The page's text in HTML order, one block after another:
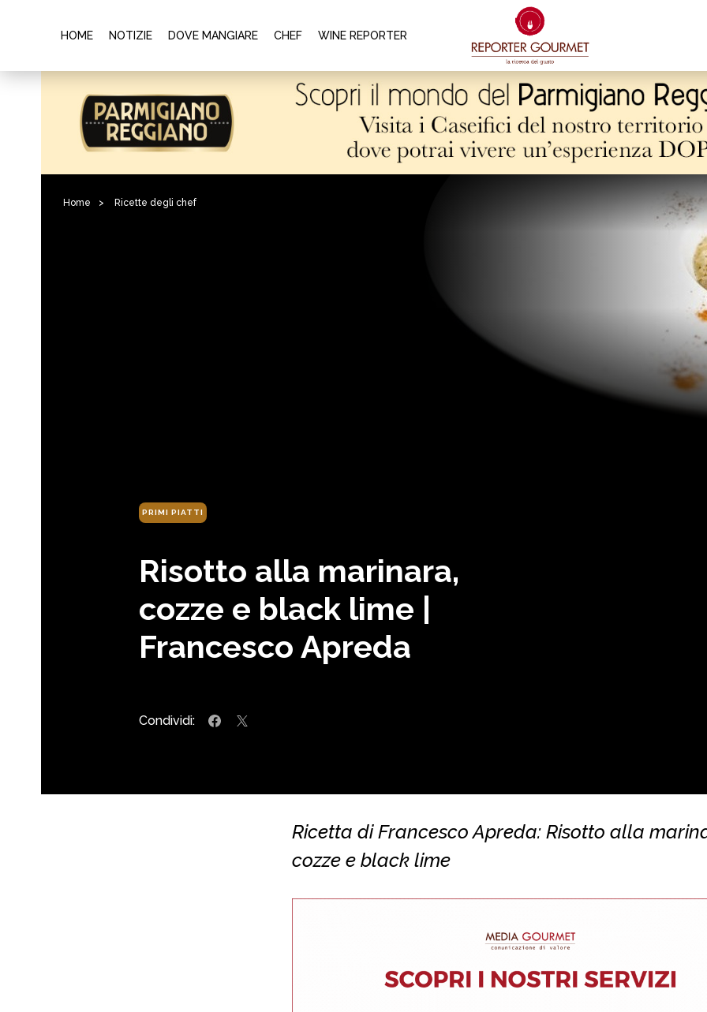
HOME NOTIZIE DOVE MANGIARE CHEF WINE REPORTER
Home > Ricette degli chef
PRIMI PIATTI
Risotto alla marinara,
cozze e black lime |
Francesco Apreda
Condividi:
Ricetta di Francesco Apreda: Risotto alla
cozze e black lime